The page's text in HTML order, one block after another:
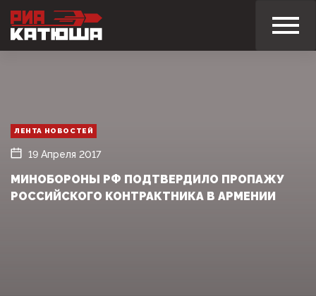
ЛЕНТА НОВОСТЕЙ
19 Апреля 2017
МИНОБОРОНЫ РФ ПОДТВЕРДИЛО ПРОПАЖУ
РОССИЙСКОГО КОНТРАКТНИКА В АРМЕНИИ‍